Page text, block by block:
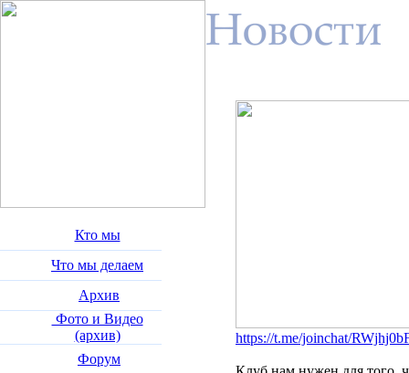
Кто мы
Что мы делаем
Архив
Фото и Видео
(архив)
Форум
https://t.me/joinchat/